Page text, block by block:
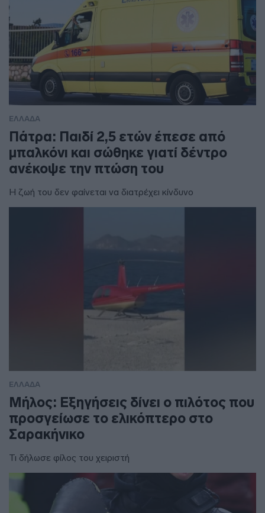
ΕΛΛΑΔΑ
Πάτρα: Παιδί 2,5 ετών έπεσε από
μπαλκόνι και σώθηκε γιατί δέντρο
ανέκοψε την πτώση του
Η ζωή του δεν φαίνεται να διατρέχει κίνδυνο
ΕΛΛΑΔΑ
Μήλος: Εξηγήσεις δίνει ο πιλότος που
προσγείωσε το ελικόπτερο στο
Σαρακήνικο
Τι δήλωσε φίλος του χειριστή